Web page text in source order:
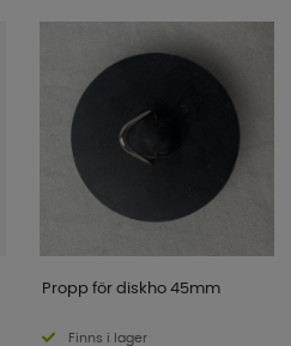
Propp för diskho 45mm
Finns i lager